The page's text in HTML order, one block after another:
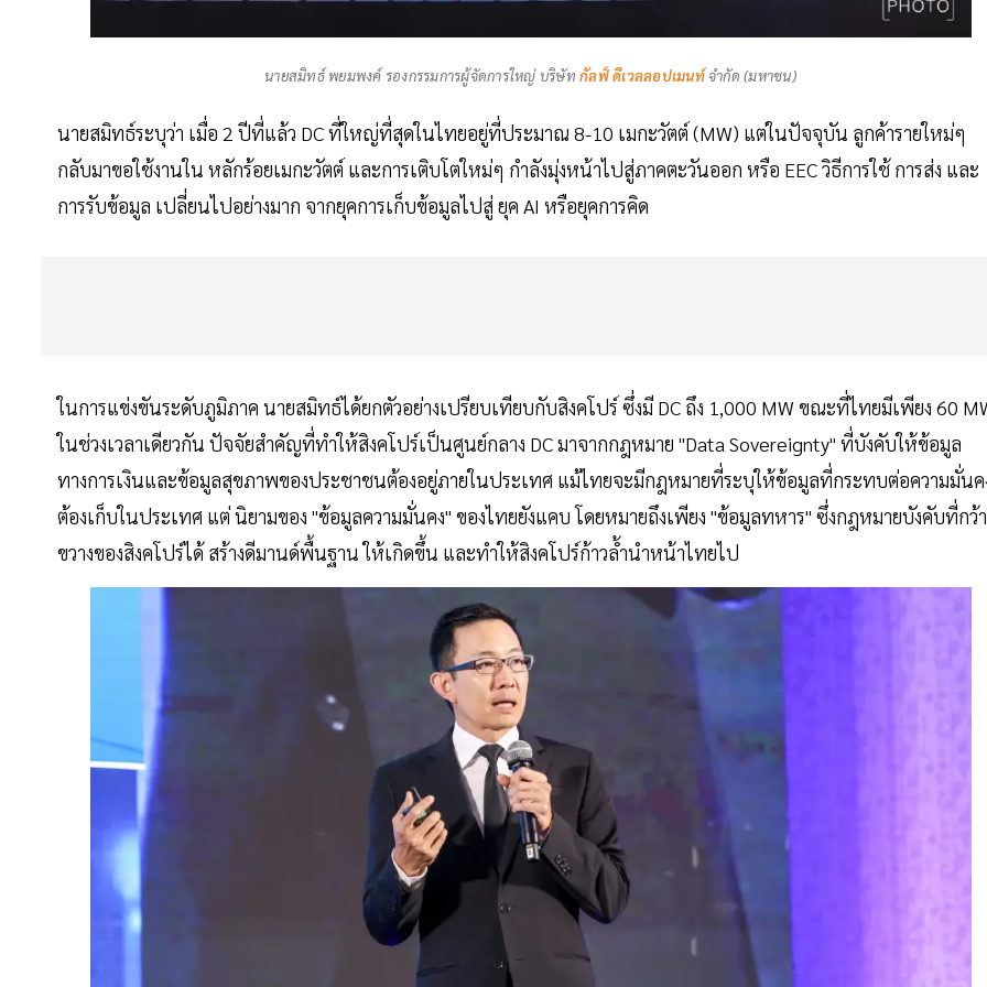
นายสมิทธ์ พยมพงค์ รองกรรมการผู้จัดการใหญ่ บริษัท กัลฟ์ ดีเวลลอปเมนท์จำกัด (มหาชน)
นายสมิทธ์ระบุว่า เมื่อ 2 ปีที่แล้ว DC ที่ใหญ่ที่สุดในไทยอยู่ที่ประมาณ 8-10 เมกะวัตต์ (MW) แต่ในปัจจุบัน ลูกค้ารายใหม่ๆ
กลับมาขอใช้งานใน หลักร้อยเมกะวัตต์ และการเติบโตใหม่ๆ กำลังมุ่งหน้าไปสู่ภาคตะวันออก หรือ EEC วิธีการใช้ การส่ง และ
การรับข้อมูล เปลี่ยนไปอย่างมาก จากยุคการเก็บข้อมูลไปสู่ ยุค AI หรือยุคการคิด
ในการแข่งขันระดับภูมิภาค นายสมิทธ์ได้ยกตัวอย่างเปรียบเทียบกับสิงคโปร์ ซึ่งมี DC ถึง 1,000 MW ขณะที่ไทยมีเพียง 60
ในช่วงเวลาเดียวกัน ปัจจัยสำคัญที่ทำให้สิงคโปร์เป็นศูนย์กลาง DC มาจากกฎหมาย "Data Sovereignty" ที่บังคับให้ข้อมูล
ทางการเงินและข้อมูลสุขภาพของประชาชนต้องอยู่ภายในประเทศ แม้ไทยจะมีกฎหมายที่ระบุให้ข้อมูลที่กระทบต่อความมั่นค
ต้องเก็บในประเทศ แต่ นิยามของ "ข้อมูลความมั่นคง" ของไทยยังแคบ โดยหมายถึงเพียง "ข้อมูลทหาร" ซึ่งกฎหมายบังคับที่กว้
ขวางของสิงคโปร์ได้ สร้างดีมานด์พื้นฐาน ให้เกิดขึ้น และทำให้สิงคโปร์ก้าวล้ำนำหน้าไทยไป